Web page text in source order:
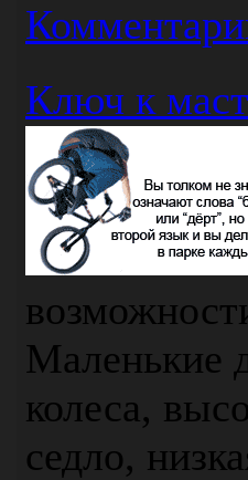
Ключ к
Маленькие
колеса,
седло,